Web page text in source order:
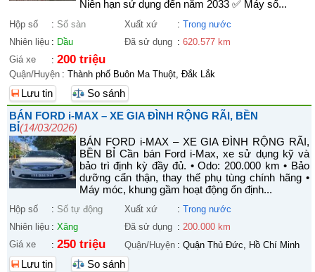
Niên hạn sử dụng đến năm 2033 ✅ Máy số...
Hộp số : Số sàn Xuất xứ : Trong nước
Nhiên liệu : Dầu Đã sử dụng : 620.577 km
Giá xe
: 200 triệu
Quận/Huyện : Thành phố Buôn Ma Thuột, Đắk Lắk
Lưu tin
So sánh
BÁN FORD i-MAX – XE GIA ĐÌNH RỘNG RÃI, BỀN
BỈ(14/03/2026)
BÁN FORD i-MAX – XE GIA ĐÌNH RỘNG RÃI,
BỀN BỈ Cần bán Ford i-Max, xe sử dụng kỹ và
bảo trì định kỳ đầy đủ. • Odo: 200.000 km • Bảo
dưỡng cẩn thận, thay thế phụ tùng chính hãng •
Máy móc, khung gầm hoạt động ổn định...
Hộp số : Số tự động Xuất xứ : Trong nước
Nhiên liệu : Xăng Đã sử dụng : 200.000 km
Giá xe
: 250 triệu Quận/Huyện : Quận Thủ Đức, Hồ Chí Minh
Lưu tin
So sánh